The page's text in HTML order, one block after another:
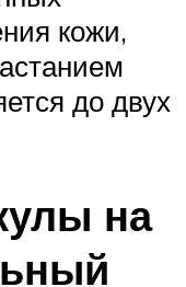
кожи,
до двух
на